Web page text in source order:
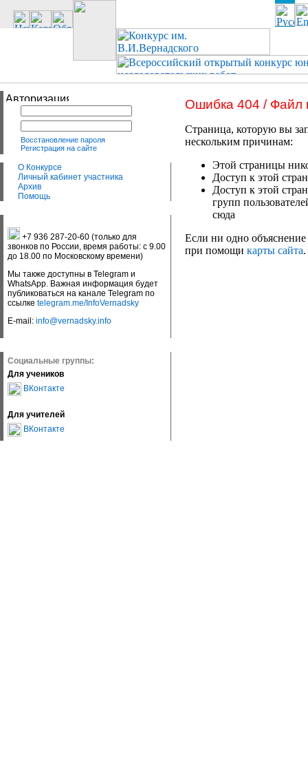
Восстановление пароля
Регистрация на сайте
О Конкурсе
Личный кабинет участника
Архив
Помощь
+7 936 287-20-60 (только для
звонков по России, время работы: с 9.00
до 18.00 по Московскому времени)
Мы также доступны в Telegram и
WhatsApp. Важная информация будет
публиковаться на канале Telegram по
ссылке telegram.me/InfoVernadsky
E-mail: info@vernadsky.info
Социальные группы:
Для учеников
ВКонтакте
Для учителей
ВКонтакте
Ошибка 404 / Файл
Страница, которую вы
нескольким причинам:
Этой страницы
Доступ к этой
Доступ к этой
групп
сюда
Если ни одно объяснение
при помощи карты сайта.